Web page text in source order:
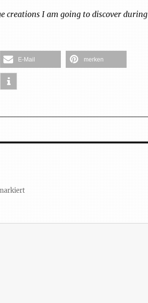
creations I am going to discover during
E-Mail merken